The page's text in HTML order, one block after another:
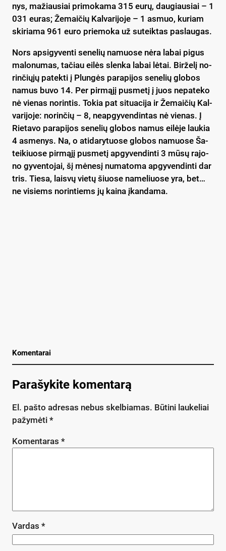
nys, ma­žiau­siai pri­mo­ka­ma 315 eu­rų, dau­giau­siai – 1
031 eu­ras; Že­mai­čių Kal­va­ri­jo­je – 1 as­muo, ku­riam
ski­ria­ma 961 eu­ro prie­mo­ka už su­teik­tas pa­slau­gas.
Nors ap­si­gy­ven­ti se­ne­lių na­muo­se nė­ra la­bai pi­gus
ma­lo­nu­mas, ta­čiau ei­lės slen­ka la­bai lė­tai. Bir­že­lį no­
rin­čių­jų pa­tek­ti į Plun­gės pa­ra­pi­jos se­ne­lių glo­bos
na­mus bu­vo 14. Per pir­mą­jį pus­me­tį į juos ne­pa­te­ko
nė vie­nas no­rin­tis. To­kia pat si­tua­ci­ja ir Že­mai­čių Kal­
va­ri­jo­je: no­rin­čių – 8, neap­gy­ven­din­tas nė vie­nas. Į
Rie­ta­vo pa­ra­pi­jos se­ne­lių glo­bos na­mus ei­lė­je lau­kia
4 as­me­nys. Na, o ati­da­ry­tuo­se glo­bos na­muo­se Ša­
tei­kiuo­se pir­mą­jį pus­me­tį ap­gy­ven­din­ti 3 mū­sų ra­jo­
no gy­ven­to­jai, šį mė­ne­sį nu­ma­to­ma ap­gy­ven­din­ti dar
tris. Tie­sa, lais­vų vie­tų šiuo­se na­me­liuo­se yra, bet…
ne vi­siems no­rin­tiems jų kai­na įkan­da­ma.
Komentarai
Parašykite komentarą
El. pašto adresas nebus skelbiamas. Būtini laukeliai
pažymėti *
Komentaras *
Vardas *